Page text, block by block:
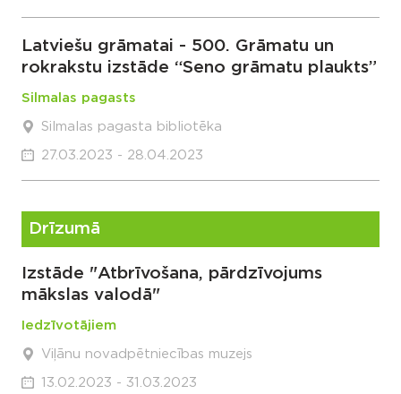
Latviešu grāmatai - 500. Grāmatu un
rokrakstu izstāde “Seno grāmatu plaukts”
Silmalas pagasts
Silmalas pagasta bibliotēka
27.03.2023 - 28.04.2023
Drīzumā
Izstāde "Atbrīvošana, pārdzīvojums
mākslas valodā"
Iedzīvotājiem
Viļānu novadpētniecības muzejs
13.02.2023 - 31.03.2023